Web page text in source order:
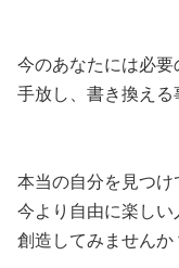
今のあなたには必要
手放し、書き換える
本当の自分を見つけ
今より自由に楽しい
創造してみませんか